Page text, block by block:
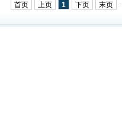
首页 上页 1 下页 末页